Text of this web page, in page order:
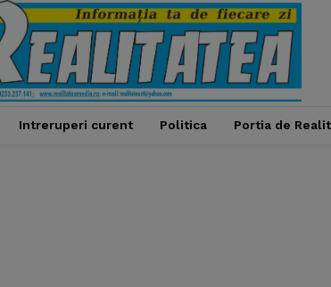
Intreruperi curent Politica Portia de